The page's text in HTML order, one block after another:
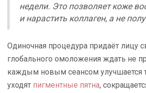
недели. Это позволяет коже
и нарастить коллаген, а не
Одиночная процедура придаёт лицу
глобального омоложения ждать не
каждым новым сеансом улучшается
уходят пигментные пятна,